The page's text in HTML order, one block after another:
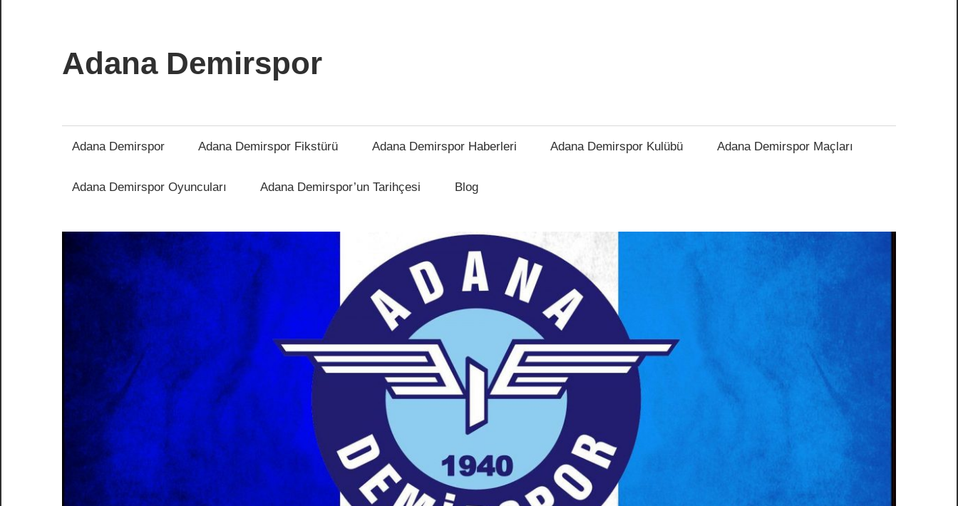
Adana Demirspor
Adana Demirspor Adana Demirspor Fikstürü Adana Demirspor Haberleri Adana Demirspor Kulübü Adana Demirspor Maçları
Adana Demirspor Oyuncuları Adana Demirspor’un Tarihçesi Blog